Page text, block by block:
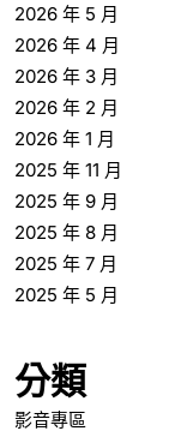
2026 年 5 月
2026 年 4 月
2026 年 3 月
2026 年 2 月
2026 年 1 月
2025 年 11 月
2025 年 9 月
2025 年 8 月
2025 年 7 月
2025 年 5 月
分類
影音專區